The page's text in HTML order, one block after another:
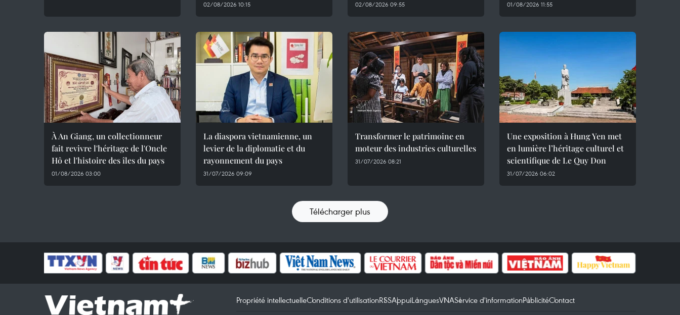
02/08/2026 10:15 02/08/2026 09:55 01/08/2026 11:55
À An Giang, un collectionneur
fait revivre l'héritage de l'Oncle
Hô et l'histoire des îles du pays
01/08/2026 03:00
La diaspora vietnamienne, un
levier de la diplomatie et du
rayonnement du pays
31/07/2026 09:09
Transformer le patrimoine en
moteur des industries culturelles
31/07/2026 08:21
Une exposition à Hung Yen met
en lumière l’héritage culturel et
scientifique de Le Quy Don
31/07/2026 06:02
Télécharger plus
Propriété intellectuelleConditions d'utilisationRSSAppuiLanguesVNAService d'informationPublicitéContact